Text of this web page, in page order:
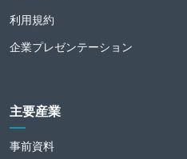
利用規約
企業プレゼンテーション
主要産業
事前資料